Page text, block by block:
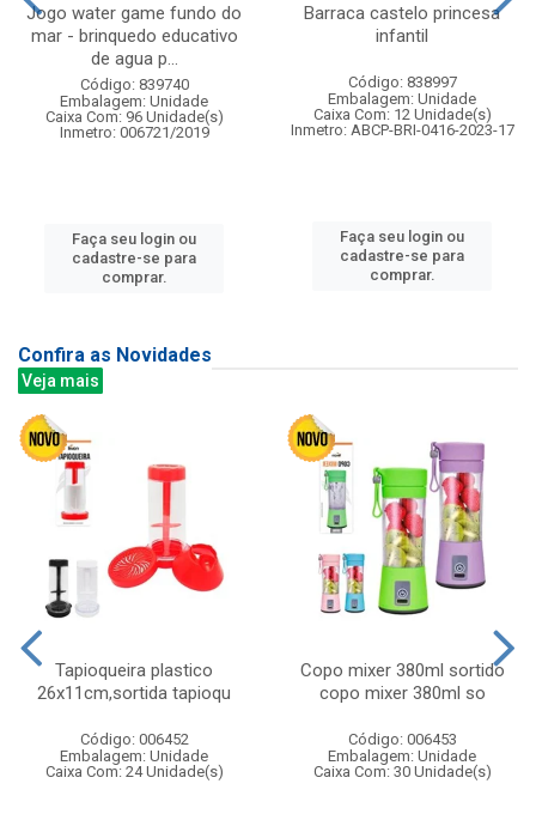
Jogo water game fundo do
mar - brinquedo educativo
de agua p...
Código: 839740
Embalagem: Unidade
Caixa Com: 96 Unidade(s)
Inmetro: 006721/2019
Faça seu login ou
cadastre-se para
comprar.
Barraca castelo princesa
infantil
Código: 838997
Embalagem: Unidade
Caixa Com: 12 Unidade(s)
Inmetro: ABCP-BRI-0416-2023-17
Faça seu login ou
cadastre-se para
comprar.
Confira as Novidades
Veja mais
Tapioqueira plastico
26x11cm,sortida tapioqu
Código: 006452
Embalagem: Unidade
Caixa Com: 24 Unidade(s)
Copo mixer 380ml sortido
copo mixer 380ml so
Código: 006453
Embalagem: Unidade
Caixa Com: 30 Unidade(s)